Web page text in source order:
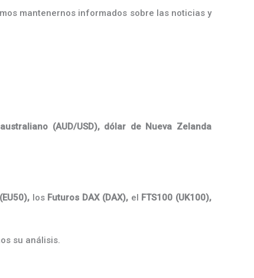
mantenernos informados sobre las noticias y
(AUD/USD), dólar de Nueva Zelanda
los Futuros DAX (DAX),el FTS100 (UK100),
su análisis.